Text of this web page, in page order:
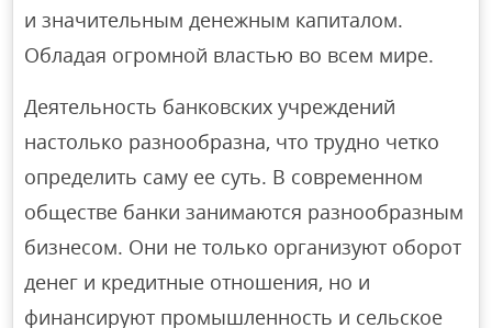
и значительным денежным капиталом.
Обладая огромной властью во всем мире.
Деятельность банковских учреждений
настолько разнообразна, что трудно четко
определить саму ее суть. В современном
обществе банки занимаются разнообразным
бизнесом. Они не только организуют оборот
денег и кредитные отношения, но и
финансируют промышленность и сельское